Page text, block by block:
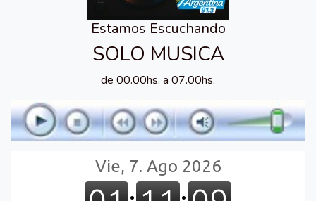
Estamos Escuchando
SOLO MUSICA
de 00.00hs. a 07.00hs.